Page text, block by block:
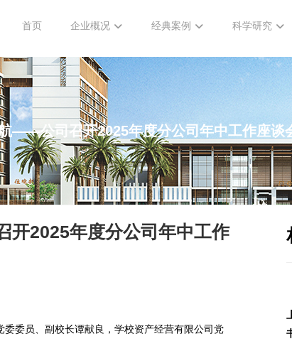
首页 企业概况 经典案例 科学研究
——公司召开2025年度分公司年中工作座谈
开2025年度分公司年中工作
委员、副校长谭献良，学校资产经营有限公司党